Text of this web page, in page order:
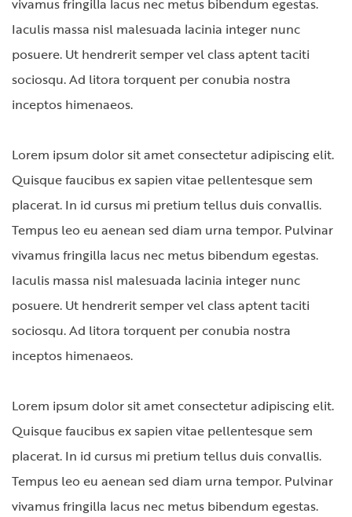
vivamus fringilla lacus nec metus bibendum egestas.
Iaculis massa nisl malesuada lacinia integer nunc
posuere. Ut hendrerit semper vel class aptent taciti
sociosqu. Ad litora torquent per conubia nostra
inceptos himenaeos.
Lorem ipsum dolor sit amet consectetur adipiscing elit.
Quisque faucibus ex sapien vitae pellentesque sem
placerat. In id cursus mi pretium tellus duis convallis.
Tempus leo eu aenean sed diam urna tempor. Pulvinar
vivamus fringilla lacus nec metus bibendum egestas.
Iaculis massa nisl malesuada lacinia integer nunc
posuere. Ut hendrerit semper vel class aptent taciti
sociosqu. Ad litora torquent per conubia nostra
inceptos himenaeos.
Lorem ipsum dolor sit amet consectetur adipiscing elit.
Quisque faucibus ex sapien vitae pellentesque sem
placerat. In id cursus mi pretium tellus duis convallis.
Tempus leo eu aenean sed diam urna tempor. Pulvinar
vivamus fringilla lacus nec metus bibendum egestas.